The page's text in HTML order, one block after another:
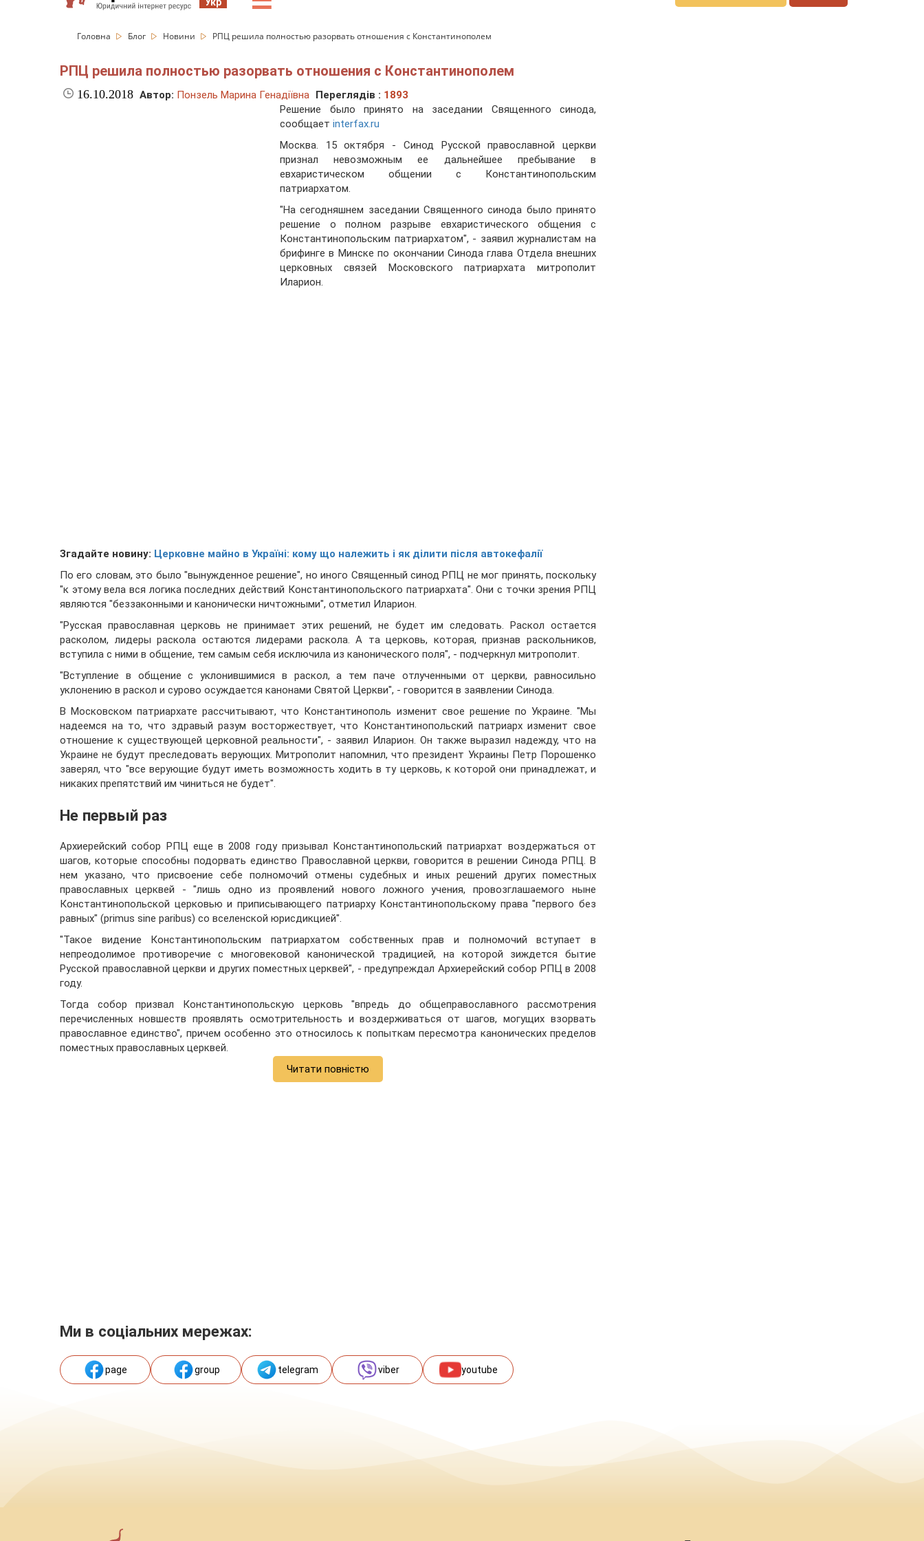
Головна Блог Новини РПЦ решила полностью разорвать отношения с Константинополем
РПЦ решила полностью разорвать отношения с Константинополем
16.10.2018 Автор: Понзель Марина Генадіївна Переглядів : 1893
Решение было принято на заседании Священного синода,
сообщает interfax.ru
Москва. 15 октября - Синод Русской православной церкви
признал невозможным ее дальнейшее пребывание в
евхаристическом общении с Константинопольским
патриархатом.
"На сегодняшнем заседании Священного синода было принято
решение о полном разрыве евхаристического общения с
Константинопольским патриархатом", - заявил журналистам на
брифинге в Минске по окончании Синода глава Отдела внешних
церковных связей Московского патриархата митрополит
Иларион.
Згадайте новину: Церковне майно в Україні: кому що належить і як ділити після автокефалії
По его словам, это было "вынужденное решение", но иного Священный синод РПЦ не мог принять, поскольку
"к этому вела вся логика последних действий Константинопольского патриархата". Они с точки зрения РПЦ
являются "беззаконными и канонически ничтожными", отметил Иларион.
"Русская православная церковь не принимает этих решений, не будет им следовать. Раскол остается
расколом, лидеры раскола остаются лидерами раскола. А та церковь, которая, признав раскольников,
вступила с ними в общение, тем самым себя исключила из канонического поля", - подчеркнул митрополит.
"Вступление в общение с уклонившимися в раскол, а тем паче отлученными от церкви, равносильно
уклонению в раскол и сурово осуждается канонами Святой Церкви", - говорится в заявлении Синода.
В Московском патриархате рассчитывают, что Константинополь изменит свое решение по Украине. "Мы
надеемся на то, что здравый разум восторжествует, что Константинопольский патриарх изменит свое
отношение к существующей церковной реальности", - заявил Иларион. Он также выразил надежду, что на
Украине не будут преследовать верующих. Митрополит напомнил, что президент Украины Петр Порошенко
заверял, что "все верующие будут иметь возможность ходить в ту церковь, к которой они принадлежат, и
никаких препятствий им чиниться не будет".
Не первый раз
Архиерейский собор РПЦ еще в 2008 году призывал Константинопольский патриархат воздержаться от
шагов, которые способны подорвать единство Православной церкви, говорится в решении Синода РПЦ. В
нем указано, что присвоение себе полномочий отмены судебных и иных решений других поместных
православных церквей - "лишь одно из проявлений нового ложного учения, провозглашаемого ныне
Константинопольской церковью и приписывающего патриарху Константинопольскому права "первого без
равных" (primus sine paribus) со вселенской юрисдикцией".
"Такое видение Константинопольским патриархатом собственных прав и полномочий вступает в
непреодолимое противоречие с многовековой канонической традицией, на которой зиждется бытие
Русской православной церкви и других поместных церквей", - предупреждал Архиерейский собор РПЦ в 2008
году.
Тогда собор призвал Константинопольскую церковь "впредь до общеправославного рассмотрения
перечисленных новшеств проявлять осмотрительность и воздерживаться от шагов, могущих взорвать
православное единство", причем особенно это относилось к попыткам пересмотра канонических пределов
поместных православных церквей.
Читати повністю
Ми в соціальних мережах:
page group telegram viber youtube